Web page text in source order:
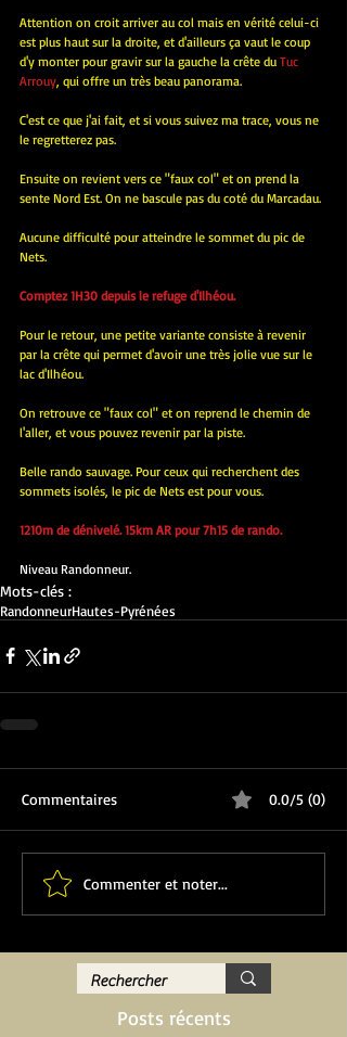
Attention on croit arriver au col mais en vérité celui-ci
est plus haut sur la droite, et d'ailleurs ça vaut le coup
d'y monter pour gravir sur la gauche la crête du Tuc
Arrouy , qui offre un très beau panorama.
C'est ce que j'ai fait, et si vous suivez ma trace, vous ne
le regretterez pas.
Ensuite on revient vers ce "faux col" et on prend la
sente Nord Est. On ne bascule pas du coté du Marcadau.
Aucune difficulté pour atteindre le sommet du pic de
Nets.
Comptez 1H30 depuis le refuge d'Ilhéou.
Pour le retour, une petite variante consiste à revenir
par la crête qui permet d'avoir une très jolie vue sur le
lac d'Ilhéou.
On retrouve ce "faux col" et on reprend le chemin de
l'aller, et vous pouvez revenir par la piste.
Belle rando sauvage. Pour ceux qui recherchent des
sommets isolés, le pic de Nets est pour vous.
1210m de dénivelé. 15km AR pour 7h15 de rando.
Niveau Randonneur.
Mots-clés :
RandonneurHautes-Pyrénées
Commentaires 0.0/5 (0)
Commenter et noter...
Posts récents